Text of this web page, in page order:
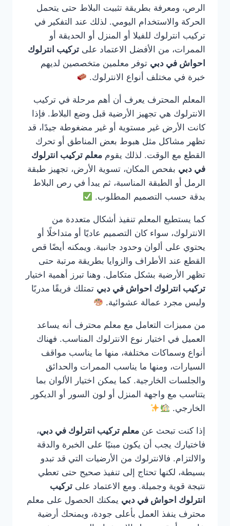
الرص، ومعرفة بطريقة تثبيت البلاط حتى يتحمل
الحركة والاستخدام اليومي. لذلك عند التفكير في
تركيب انترلوك للفيلا أو المنزل أو الحديقة أو
الممرات، من الأفضل الاعتماد على تركيب انترلوك
احواش في دبي توفر معلمين متخصصين لديهم
خبرة في مختلف أنواع الانترلوك.
المعلم المحترف يعرف أن أهم مرحلة في تركيب
الانترلوك هي تجهيز الأرضية قبل وضع البلاط. فإذا
كانت الأرض غير مستوية أو غير مضغوطة جيدًا، قد
تظهر مشاكل مثل هبوط بعض المناطق أو تحرك
القطع مع الوقت. لذلك يقوم معلم تركيب انترلوك
في دبي بفحص المكان، تسوية الأرض، تجهيز طبقة
الرمل أو الطبقة المناسبة، ثم يبدأ في رص البلاط
بدقة حسب التصميم المطلوب.
كما يستطيع المعلم تنفيذ أشكال متعددة من
الانترلوك، سواء كان التصميم عاديًا أو متداخلًا أو
يحتوي على ألوان وحدود جانبية. ويمكنه أيضًا قص
القطع عند الأطراف والزوايا بطريقة مرتبة حتى
تظهر الأرضية بشكل متكامل. وهنا تبرز أهمية اختيار
تركيب انترلوك احواش في دبي تمتلك فريقًا مدربًا
وليس مجرد عمالة عشوائية.
من مميزات التعامل مع معلم محترف أنه يساعد
العميل في اختيار نوع الانترلوك المناسب. فهناك
أنواع وسماكات مختلفة، منها ما يناسب مواقف
السيارات، ومنها ما يناسب الممرات والحدائق
والجلسات الخارجية. كما يمكن اختيار الألوان بما
يتناسب مع واجهة المنزل أو لون السور أو الديكور
الخارجي.
إذا كنت تبحث عن معلم تركيب انترلوك في دبي،
فاختيارك يجب أن يكون مبنيًا على الخبرة والدقة
والالتزام. فالانترلوك من الأرضيات التي قد تبدو
بسيطة، لكنها تحتاج إلى تنفيذ صحيح حتى تعطي
نتيجة قوية وجميلة. ومع الاعتماد على تركيب
انترلوك احواش في دبي يمكنك الحصول على معلم
محترف ينفذ العمل بأعلى جودة، ويمنحك أرضية